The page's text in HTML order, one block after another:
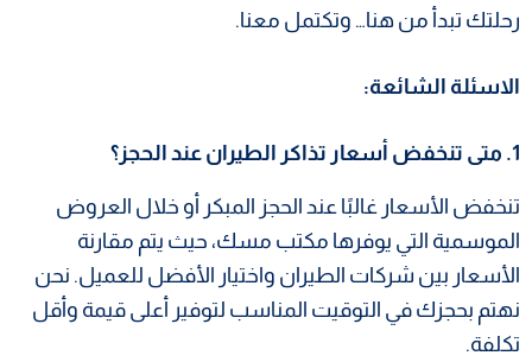
رحلتك تبدأ من هنا… وتكتمل معنا.
الاسئلة الشائعة:
1. متى تنخفض أسعار تذاكر الطيران عند الحجز؟
تنخفض الأسعار غالبًا عند الحجز المبكر أو خلال العروض
الموسمية التي يوفرها مكتب مسك، حيث يتم مقارنة
الأسعار بين شركات الطيران واختيار الأفضل للعميل. نحن
نهتم بحجزك في التوقيت المناسب لتوفير أعلى قيمة وأقل
تكلفة.